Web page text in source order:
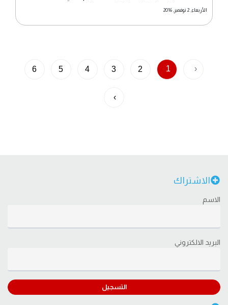
الأربعاء, 2 نوفمبر, 2016
‹
1
2
3
4
5
6
›
الاشتراك
الاسم
البريد الالكتروني
التسجيل